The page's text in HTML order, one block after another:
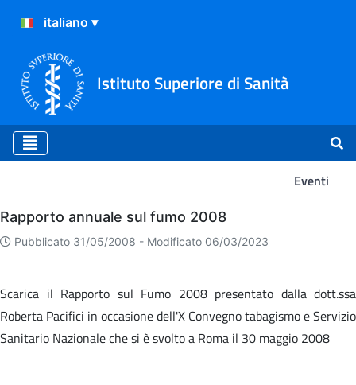
Istituto Superiore di Sanità
Eventi
Eventi
Rapporto annuale sul fumo 2008
Pubblicato 31/05/2008 - Modificato 06/03/2023
Scarica il Rapporto sul Fumo 2008 presentato dalla dott.ssa
Roberta Pacifici in occasione dell'X Convegno tabagismo e Servizio
Sanitario Nazionale che si è svolto a Roma il 30 maggio 2008